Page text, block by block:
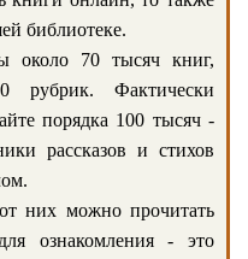
библиотеке.
около 70 тысяч книг,
рубрик. Фактически
порядка 100 тысяч -
рассказов и стихов
них можно прочитать
ознакомления - это